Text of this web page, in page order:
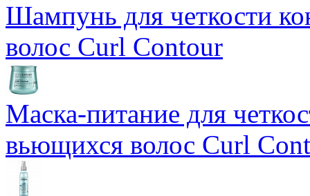
Шампунь для четкости
волос Curl Contour
Маска-питание для
вьющихся волос Curl